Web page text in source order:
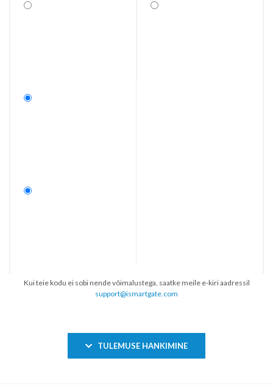
Kui teie kodu ei sobi nende võimalustega, saatke meile e-kiri aadressil
support@ismartgate.com
TULEMUSE HANKIMINE